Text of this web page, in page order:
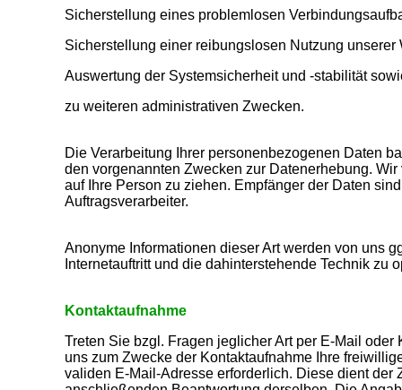
Sicherstellung eines problemlosen
Sicherstellung einer reibungslosen Nutzung unserer
Auswertung der Systemsicherheit und -stabilität
zu weiteren administrativen Zwecken.
Die Verarbeitung Ihrer personenbezogenen Daten
den vorgenannten Zwecken zur Datenerhebung.
auf Ihre Person zu ziehen. Empfänger der Daten
Auftragsverarbeiter.
Anonyme Informationen dieser Art werden von uns
Internetauftritt und die dahinterstehende Technik zu
Kontaktaufnahme
Treten Sie bzgl. Fragen jeglicher Art per E-Mail
uns zum Zwecke der Kontaktaufnahme Ihre
validen E-Mail-Adresse erforderlich. Diese dient der